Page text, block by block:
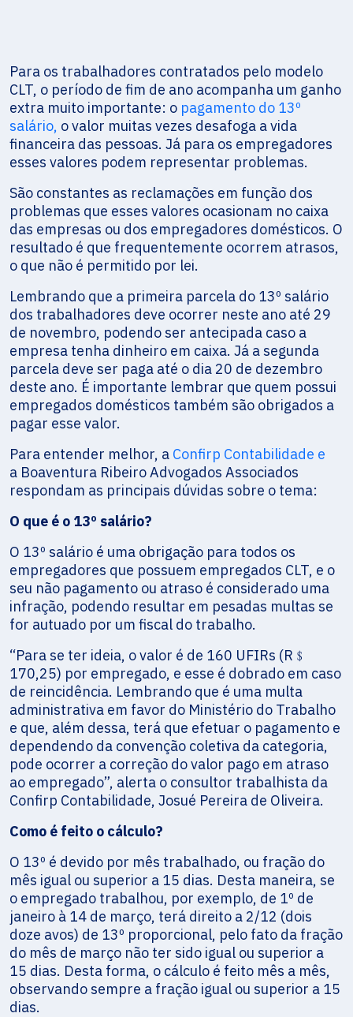
Para os trabalhadores contratados pelo modelo
CLT, o período de fim de ano acompanha um ganho
extra muito importante: o pagamento do 13º
salário, o valor muitas vezes desafoga a vida
financeira das pessoas. Já para os empregadores
esses valores podem representar problemas.
São constantes as reclamações em função dos
problemas que esses valores ocasionam no caixa
das empresas ou dos empregadores domésticos. O
resultado é que frequentemente ocorrem atrasos,
o que não é permitido por lei.
Lembrando que a primeira parcela do 13º salário
dos trabalhadores deve ocorrer neste ano até 29
de novembro, podendo ser antecipada caso a
empresa tenha dinheiro em caixa. Já a segunda
parcela deve ser paga até o dia 20 de dezembro
deste ano. É importante lembrar que quem possui
empregados domésticos também são obrigados a
pagar esse valor.
Para entender melhor, a Confirp Contabilidade e
a Boaventura Ribeiro Advogados Associados
respondam as principais dúvidas sobre o tema:
O que é o 13º salário?
O 13º salário é uma obrigação para todos os
empregadores que possuem empregados CLT, e o
seu não pagamento ou atraso é considerado uma
infração, podendo resultar em pesadas multas se
for autuado por um fiscal do trabalho.
“Para se ter ideia, o valor é de 160 UFIRs (R﹩
170,25) por empregado, e esse é dobrado em caso
de reincidência. Lembrando que é uma multa
administrativa em favor do Ministério do Trabalho
e que, além dessa, terá que efetuar o pagamento e
dependendo da convenção coletiva da categoria,
pode ocorrer a correção do valor pago em atraso
ao empregado”, alerta o consultor trabalhista da
Confirp Contabilidade, Josué Pereira de Oliveira.
Como é feito o cálculo?
O 13º é devido por mês trabalhado, ou fração do
mês igual ou superior a 15 dias. Desta maneira, se
o empregado trabalhou, por exemplo, de 1º de
janeiro à 14 de março, terá direito a 2/12 (dois
doze avos) de 13º proporcional, pelo fato da fração
do mês de março não ter sido igual ou superior a
15 dias. Desta forma, o cálculo é feito mês a mês,
observando sempre a fração igual ou superior a 15
dias.